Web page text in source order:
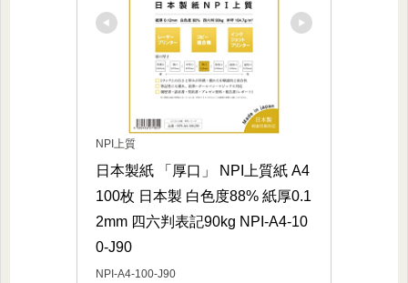
NPI上質
日本製紙 「厚口」 NPI上質紙 A4
100枚 日本製 白色度88% 紙厚0.1
2mm 四六判表記90kg NPI-A4-10
0-J90
NPI-A4-100-J90